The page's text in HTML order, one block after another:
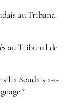
au Tribunal
au Tribunal de
Soudais a-t-
?